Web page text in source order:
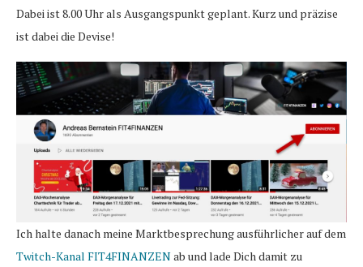
Dabei ist 8.00 Uhr als Ausgangspunkt geplant. Kurz und präzise
ist dabei die Devise!
Ich halte danach meine Marktbesprechung ausführlicher auf dem
Twitch-Kanal FIT4FINANZENab und lade Dich damit zu